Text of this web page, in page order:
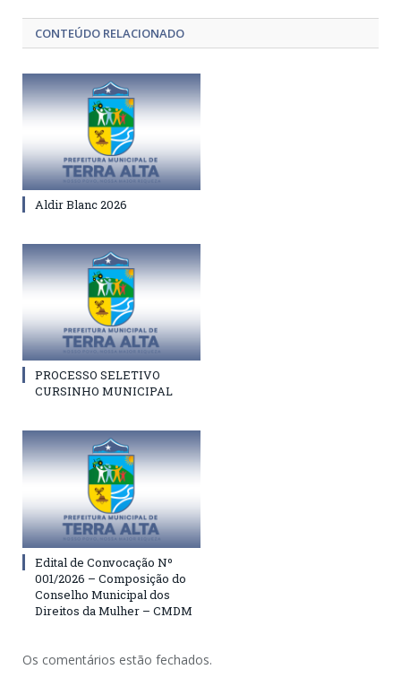
CONTEÚDO RELACIONADO
Aldir Blanc 2026
PROCESSO SELETIVO
CURSINHO MUNICIPAL
Edital de Convocação Nº
001/2026 – Composição do
Conselho Municipal dos
Direitos da Mulher – CMDM
Os comentários estão fechados.